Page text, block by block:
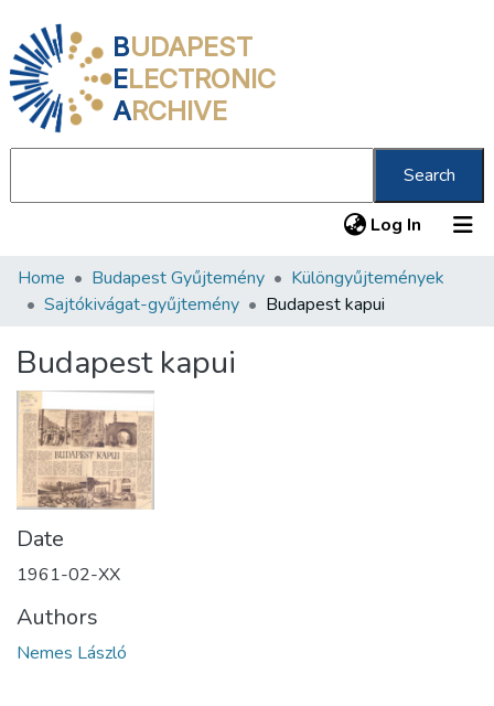
BUDAPEST
ELECTRONIC
ARCHIVE
Search
Log In (current)
Communities & Collections
Statistics
About us
Home Budapest Gyűjtemény
Különgyűjtemények
Sajtókivágat-gyűjtemény
Budapest kapui
Budapest kapui
Date
1961-02-XX
Authors
Nemes László